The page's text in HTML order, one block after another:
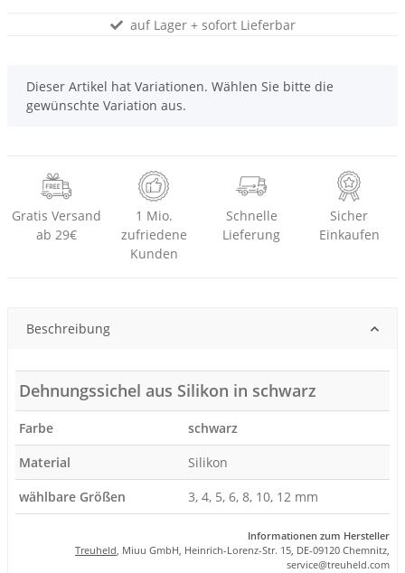
auf Lager + sofort Lieferbar
x
Dieser Artikel hat Variationen. Wählen Sie bitte die
gewünschte Variation aus.
Gratis Versand
ab 29€
1 Mio.
zufriedene
Kunden
Schnelle
Lieferung
Sicher
Einkaufen
Beschreibung
Dehnungssichel aus Silikon in schwarz
Farbe
schwarz
Material
Silikon
wählbare Größen
3, 4, 5, 6, 8, 10, 12 mm
Informationen zum Hersteller
Treuheld, Miuu GmbH, Heinrich-Lorenz-Str. 15, DE-09120 Chemnitz,
service@treuheld.com